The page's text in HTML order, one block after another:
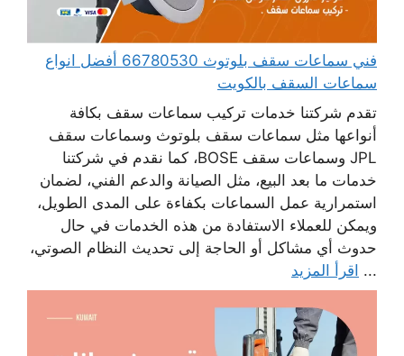
فني سماعات سقف بلوتوث 66780530 أفضل انواع
سماعات السقف بالكويت
تقدم شركتنا خدمات تركيب سماعات سقف بكافة
أنواعها مثل سماعات سقف بلوتوث وسماعات سقف
JPL وسماعات سقف BOSE، كما نقدم في شركتنا
خدمات ما بعد البيع، مثل الصيانة والدعم الفني، لضمان
استمرارية عمل السماعات بكفاءة على المدى الطويل،
ويمكن للعملاء الاستفادة من هذه الخدمات في حال
حدوث أي مشاكل أو الحاجة إلى تحديث النظام الصوتي،
... اقرأ المزيد